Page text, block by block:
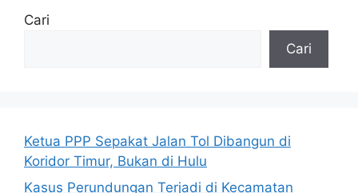
Cari
Cari
Ketua PPP Sepakat Jalan Tol Dibangun di
Koridor Timur, Bukan di Hulu
Kasus Perundungan Terjadi di Kecamatan